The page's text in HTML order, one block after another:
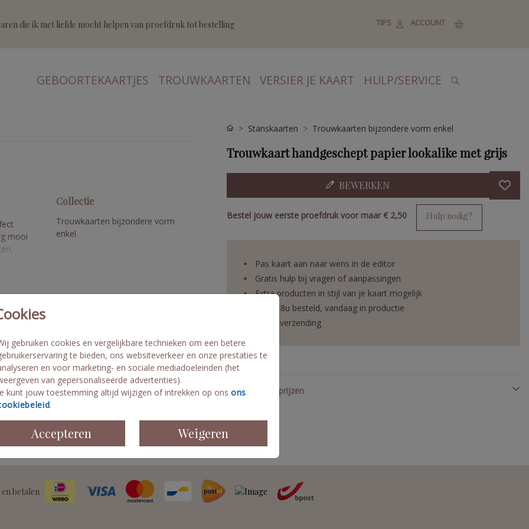
die ik met liefde mocht helpen van proefdruk tot bestelling TIPS ACCOUNT
GEBOORTEKAARTJES TROUWKAARTEN VERSIER JE KAART HULP/SERVICE
gebruiken cookies en vergelijkbare technieken om een betere
te bieden, ons websiteverkeer en onze prestaties te
en voor marketing- en sociale mediadoeleinden (het
van gepersonaliseerde advertenties).
kunt jouw toestemming altijd wijzigen of intrekken op ons ons
.
Accepteren Weigeren
mooi
Collectie
Trouwkaarten bijzondere vorm
enkel
Stanskaarten Trouwkaarten bijzondere vorm enkel
Trouwkaart handgeschept papier lookalike met grijs
BEWERKEN
Bestel jouw eerste proefdruk voor maar € 2,50 Hulp nodig?
Pas kaart aan naar wens in de editor
Gratis hulp bij vragen of aanpassingen
Extra producten in stijl van je kaart mogelijk
Voor 18u besteld, vandaag in productie
Snelle verzending
Formaten en prijzen
betalen